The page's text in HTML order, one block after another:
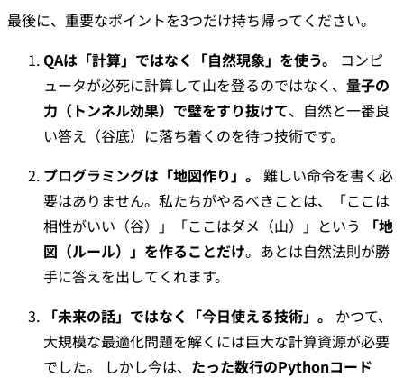
最後に、重要なポイントを3つだけ持ち帰ってください。
QAは「計算」ではなく「自然現象」を使う。
コンピ
ュータが必死に計算して山を登るのではなく、 量子の
力（トンネル効果）で壁をすり抜けて、自然と一番良
い答え（谷底）に落ち着くのを待つ技術です。
プログラミングは「地図作り」。 難しい命令を書く必
要はありません。私たちがやるべきことは、「ここは
相性がいい（谷）」「ここはダメ（山）」という
「地
図（ルール）」を作ることだけ。あとは自然法則が勝
手に答えを出してくれます。
「未来の話」ではなく「今日使える技術」。
かつて、
大規模な最適化問題を解くには巨大な計算資源が必要
でした。 しかし今は、 たった数行のPythonコード